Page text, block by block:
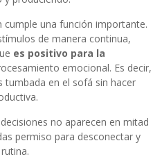
una función importante.
de manera continua,
es positivo para la
emocional. Es decir,
tumbada en el sofá sin hacer
no aparecen en mitad
permiso para desconectar y